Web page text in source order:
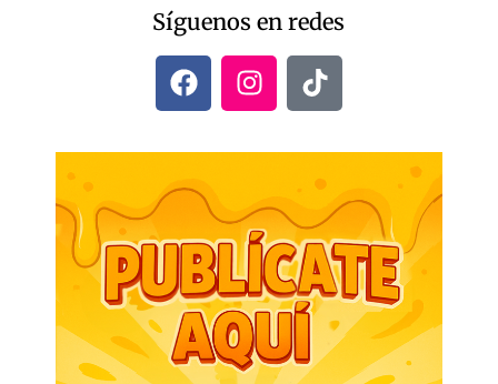
Síguenos en redes